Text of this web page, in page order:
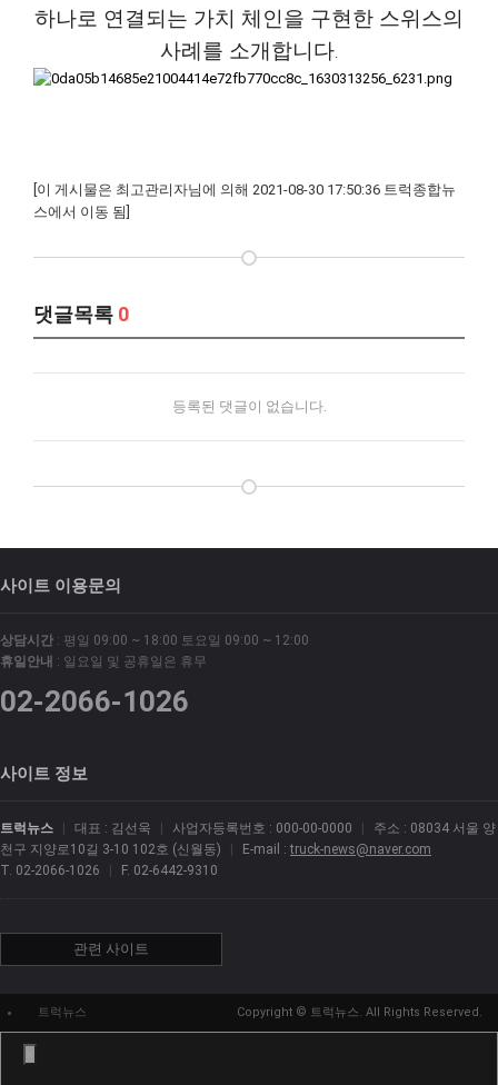
하나로 연결되는 가치 체인을 구현한 스위스의
사례를 소개합니다
[이 게시물은 최고관리자님에 의해 2021-08-30 17:50:36 트럭종합뉴
스에서 이동 됨]
댓글목록 0
등록된 댓글이 없습니다.
사이트 이용문의
상담시간 : 평일 09:00 ~ 18:00 토요일 09:00 ~ 12:00
휴일안내 : 일요일 및 공휴일은 휴무
02-2066-1026
사이트 정보
트럭뉴스 대표 : 김선욱 사업자등록번호 : 000-00-0000
주소 : 08034 서울 양
천구 지양로10길 3-10 102호 (신월동)
E-mail :truck-news@naver.com
T. 02-2066-1026
F. 02-6442-9310
관련 사이트
트럭뉴스 Copyright © 트럭뉴스. All Rights Reserved.